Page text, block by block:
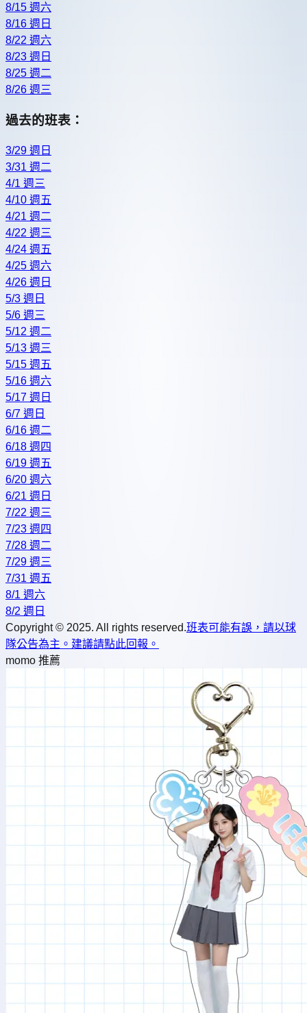
8/15 週六
8/16 週日
8/22 週六
8/23 週日
8/25 週二
8/26 週三
過去的班表：
3/29 週日
3/31 週二
4/1 週三
4/10 週五
4/21 週二
4/22 週三
4/24 週五
4/25 週六
4/26 週日
5/3 週日
5/6 週三
5/12 週二
5/13 週三
5/15 週五
5/16 週六
5/17 週日
6/7 週日
6/16 週二
6/18 週四
6/19 週五
6/20 週六
6/21 週日
7/22 週三
7/23 週四
7/28 週二
7/29 週三
7/31 週五
8/1 週六
8/2 週日
Copyright © 2025. All rights reserved.班表可能有誤，請以球
隊公告為主。建議請點此回報。
momo 推薦